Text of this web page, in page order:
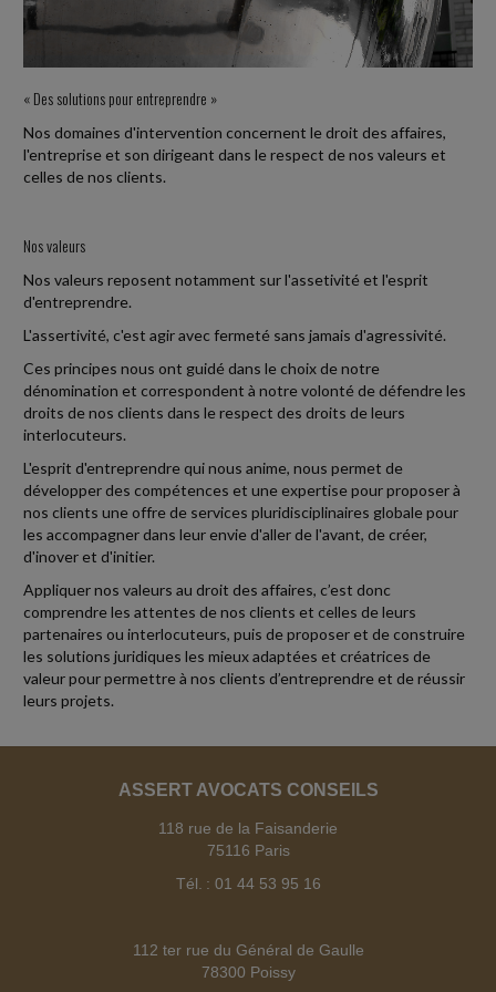
PUBLIÉS
Les indices de référence des baux commerciaux et professionnels, à
savoir l'indice des loyers commerciaux (ILC), l'indice du coût de la
construction (ICC)...
Fiscal TPE 27/07/2026
MÉCÉNAT : UNE RÉDUCTION D'IMPÔT LIMITÉE POUR LA
restreint le bénéfice de la réduction d'impôt mécénat. Désormais,
les entreprises...
Social-27/07/2026
UN CDD DE REMPLACEMENT AVEC UNE CLAUSE DE RUPTURE
ANTICIPÉE EST UN CDI
Un contrat de travail à durée déterminée (CDD) peut être conclu
avec un terme imprécis dans certains cas, notamment pour
remplacer un salarié absent. Le...
Patrimoine-24/07/2026
Livrets d'épargne réglementés : hausse des taux d'intérêt au
Fiscal TPE- 23/07/2026
BAISSE DE LOYER ET ACTE ANORMAL DE GESTION
Une SCI exploitant des logements meublés dans une station de ski
moyen d'un avenant au...
CLAUSE DE NON-CONCURRENCE : MÊME PENDANT LA CRISE
SANITAIRE DU COVID-19, L'EMPLOYEUR DEVAIT Y RENONCER
concurrence prévue au...
« Des solutions pour entreprendre »
Nos domaines d'intervention concernent le droit des affaires,
l'entreprise et son dirigeant dans le respect de nos valeurs et
celles de nos clients.
Nos valeurs
Nos valeurs reposent notamment sur l'assetivité et l'esprit
d'entreprendre.
L'assertivité, c'est agir avec fermeté sans jamais d'agressivité.
Ces principes nous ont guidé dans le choix de notre
dénomination et correspondent à notre volonté de défendre les
droits de nos clients dans le respect des droits de leurs
interlocuteurs.
L'esprit d'entreprendre qui nous anime, nous permet de
développer des compétences et une expertise pour proposer à
nos clients une offre de services pluridisciplinaires globale pour
les accompagner dans leur envie d'aller de l'avant, de créer,
d'inover et d'initier.
Appliquer nos valeurs au droit des affaires, c’est donc
comprendre les attentes de nos clients et celles de leurs
partenaires ou interlocuteurs, puis de proposer et de construire
les solutions juridiques les mieux adaptées et créatrices de
valeur pour permettre à nos clients d’entreprendre et de réussir
leurs projets.
ASSERT AVOCATS CONSEILS
118 rue de la Faisanderie
75116 Paris
Tél. : 01 44 53 95 16
112 ter rue du Général de Gaulle
78300 Poissy